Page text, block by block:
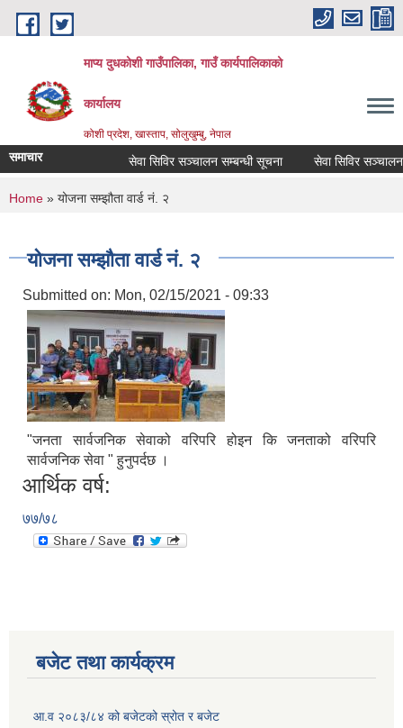
Skip to main content
माप्य दुधकोशी गाउँपालिका, गाउँ कार्यपालिकाको
कार्यालय
कोशी प्रदेश, खास्ताप, सोलुखुम्बु, नेपाल
समाचार सेवा सिविर सञ्चालन सम्बन्धी सूचना सेवा सिविर सञ्चालन
You are here
Home » योजना सम्झौता वार्ड नं. २
योजना सम्झौता वार्ड नं. २
Submitted on: Mon, 02/15/2021 - 09:33
"जनता सार्वजनिक सेवाको वरिपरि होइन कि जनताको वरिपरि
सार्वजनिक सेवा " हुनुपर्दछ ।
आर्थिक वर्ष:
७७/७८
बजेट तथा कार्यक्रम
आ.व २०८३/८४ को बजेटको स्रोत र बजेट